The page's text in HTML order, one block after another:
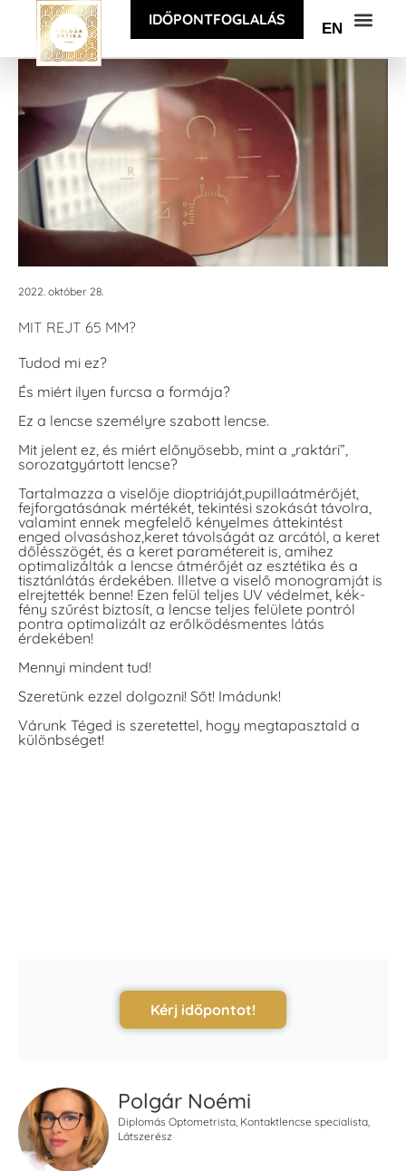
IDŐPONTFOGLALÁS EN
2022. október 28.
MIT REJT 65 MM?
Tudod mi ez?
És miért ilyen furcsa a formája?
Ez a lencse személyre szabott lencse.
Mit jelent ez, és miért előnyösebb, mint a „raktári”,
sorozatgyártott lencse?
Tartalmazza a viselője dioptriáját,pupillaátmérőjét,
fejforgatásának mértékét, tekintési szokását távolra,
valamint ennek megfelelő kényelmes áttekintést
enged olvasáshoz,keret távolságát az arcától, a keret
dőlésszögét, és a keret paramétereit is, amihez
optimalizálták a lencse átmérőjét az esztétika és a
tisztánlátás érdekében. Illetve a viselő monogramját is
elrejtették benne! Ezen felül teljes UV védelmet, kék-
fény szűrést biztosít, a lencse teljes felülete pontról
pontra optimalizált az erőlködésmentes látás
érdekében!
Mennyi mindent tud!
Szeretünk ezzel dolgozni! Sőt! Imádunk!
Várunk Téged is szeretettel, hogy megtapasztald a
különbséget!
Kérj időpontot!
Polgár Noémi
Diplomás Optometrista, Kontaktlencse specialista,
Látszerész